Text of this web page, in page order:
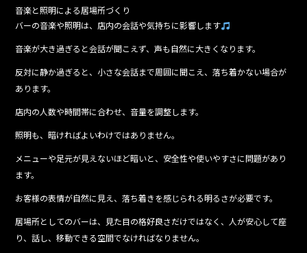
音楽と照明による居場所づくり
バーの音楽や照明は、店内の会話や気持ちに影響します
音楽が大き過ぎると会話が聞こえず、声も自然に大きくなります。
反対に静か過ぎると、小さな会話まで周囲に聞こえ、落ち着かない場合が
あります。
店内の人数や時間帯に合わせ、音量を調整します。
照明も、暗ければよいわけではありません。
メニューや足元が見えないほど暗いと、安全性や使いやすさに問題があり
ます。
お客様の表情が自然に見え、落ち着きを感じられる明るさが必要です。
居場所としてのバーは、見た目の格好良さだけではなく、人が安心して座
り、話し、移動できる空間でなければなりません。